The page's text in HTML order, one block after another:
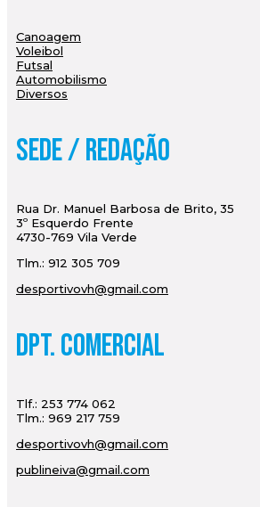
Canoagem
Voleibol
Futsal
Automobilismo
Diversos
Sede / Redação
Rua Dr. Manuel Barbosa de Brito, 35
3º Esquerdo Frente
4730-769 Vila Verde
Tlm.: 912 305 709
desportivovh@gmail.com
Dpt. Comercial
Tlf.: 253 774 062
Tlm.: 969 217 759
desportivovh@gmail.com
publineiva@gmail.com